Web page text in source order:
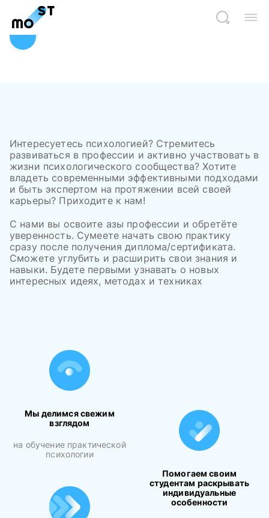
Сведения об образовательной организации
Интересуетесь психологией? Стремитесь
развиваться в профессии и активно участвовать в
жизни психологического сообщества? Хотите
владеть современными эффективными подходами
и быть экспертом на протяжении всей своей
карьеры? Приходите к нам!
С нами вы освоите азы профессии и обретёте
уверенность. Сумеете начать свою практику
сразу после получения диплома/сертификата.
Сможете углубить и расширить свои знания и
навыки. Будете первыми узнавать о новых
интересных идеях, методах и техниках
Мы делимся свежим
взглядом
на обучение практической
психологии
Помогаем своим
студентам раскрывать
индивидуальные
особенности